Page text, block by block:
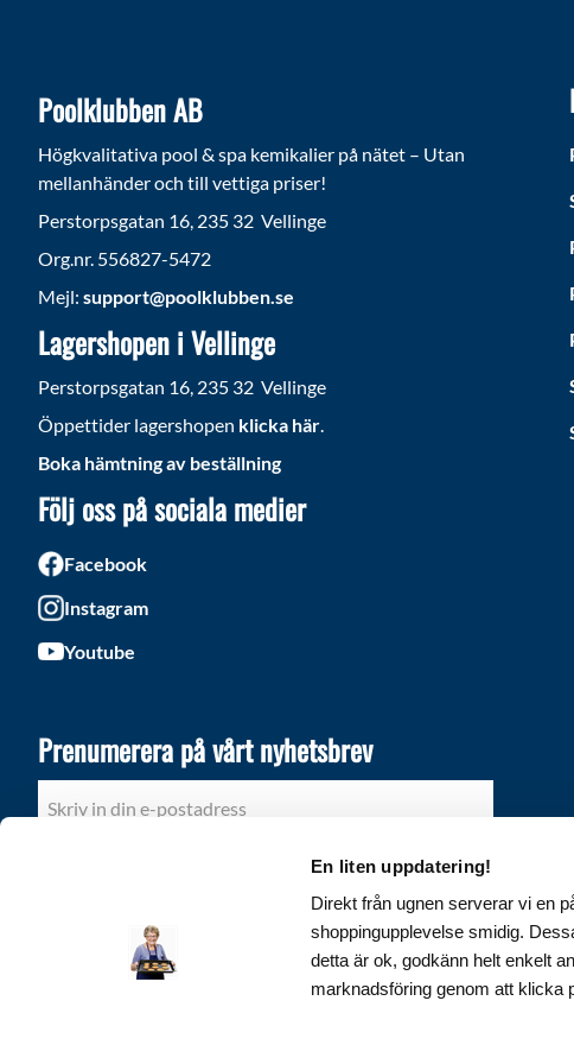
En liten uppdatering!
Direkt från ugnen serverar vi en
shoppingupplevelse smidig.
detta är ok, godkänn helt enkelt
marknadsföring genom att klicka
Poolklubben AB
Högkvalitativa pool & spa kemikalier på nätet – Utan
mellanhänder och till vettiga priser!
Perstorpsgatan 16, 235 32 Vellinge
Org.nr. 556827-5472
Mejl:support@poolklubben.se
Lagershopen i Vellinge
Perstorpsgatan 16, 235 32 Vellinge
Öppettider lagershopen klicka här.
Boka hämtning av beställning
Följ oss på sociala medier
Facebook
Instagram
Youtube
Prenumerera på vårt nyhetsbrev
PRENUMERERA
Dina personuppgifter behandlas i enlighet med vårintegritetspolicy.